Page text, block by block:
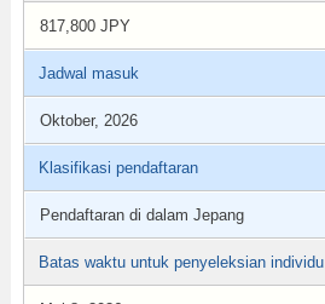
817,800 JPY
Jadwal masuk
Oktober, 2026
Klasifikasi pendaftaran
Pendaftaran di dalam Jepang
Batas waktu untuk penyeleksian individu